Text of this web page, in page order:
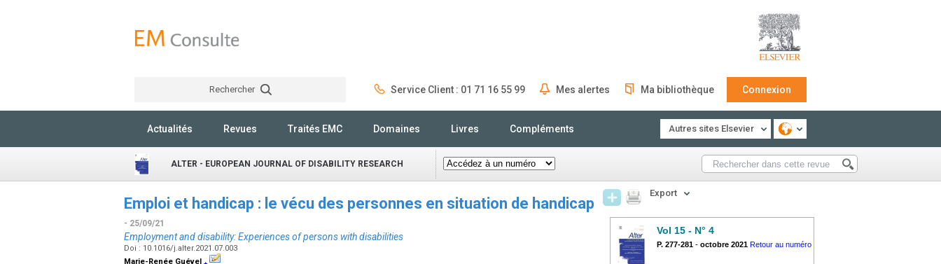
Rechercher Service Client : 01 71 16 55 99 Mes alertes Ma bibliothèque Connexion
Actualités Revues Traités EMC Domaines Livres Compléments Autres sites Elsevier
ALTER - EUROPEAN JOURNAL OF DISABILITY RESEARCH
Emploi et handicap : le vécu des personnes en situation de handicap
- 25/09/21
Employment and disability: Experiences of persons with disabilities
Doi : 10.1016/j.alter.2021.07.003
Marie-Renée Guével ⁎
Export
Vol 15 - N° 4
P. 277-281 - octobre 2021 Retour au numéro